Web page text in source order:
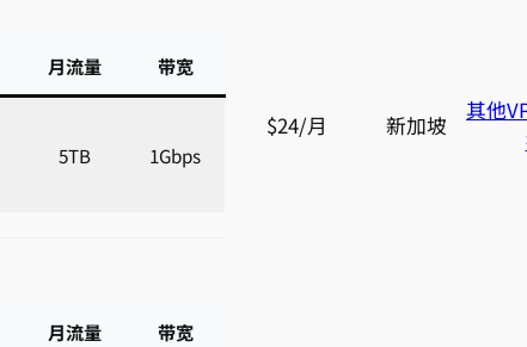
月流量 带宽
5TB 1Gbps
$24/月 新加坡
其他
月流量 带宽